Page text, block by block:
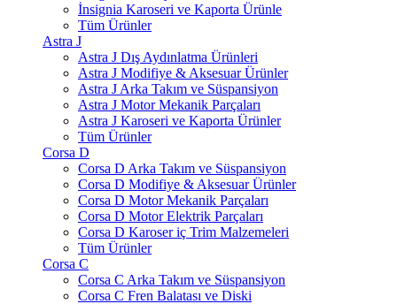
İnsignia Karoseri ve Kaporta Ürünle
Tüm Ürünler
Astra J
Astra J Dış Aydınlatma Ürünleri
Astra J Modifiye & Aksesuar Ürünler
Astra J Arka Takım ve Süspansiyon
Astra J Motor Mekanik Parçaları
Astra J Karoseri ve Kaporta Ürünler
Tüm Ürünler
Corsa D
Corsa D Arka Takım ve Süspansiyon
Corsa D Modifiye & Aksesuar Ürünler
Corsa D Motor Mekanik Parçaları
Corsa D Motor Elektrik Parçaları
Corsa D Karoser iç Trim Malzemeleri
Tüm Ürünler
Corsa C
Corsa C Arka Takım ve Süspansiyon
Corsa C Fren Balatası ve Diski